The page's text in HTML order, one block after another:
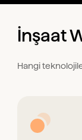
İnşaat
Hangi